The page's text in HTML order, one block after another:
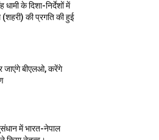
के दिशा-निर्देशों में
की प्रगति की हुई
जाएंगे बीएलओ, करेंगे
में भारत-नेपाल